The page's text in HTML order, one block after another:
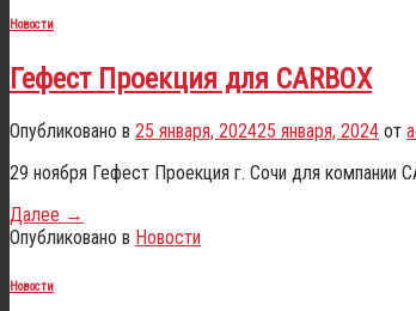
Новости
Гефест Проекция для CARBOX
Опубликовано в 25 января, 202425 января, 2024 от
29 ноября Гефест Проекция г. Сочи для компании
Далее →
Опубликовано в Новости
Новости